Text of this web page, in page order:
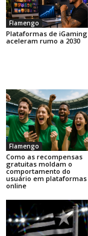
Flamengo
Plataformas de iGaming
aceleram rumo a 2030
Flamengo
Como as recompensas
gratuitas moldam o
comportamento do
usuário em plataformas
online